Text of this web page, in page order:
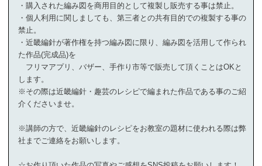
・購入された編み図を商用目的として複製し販売する事は禁止。
・個人利用に関しましても、第三者との共有目的での複製する事の
禁止。
・近畿編針が著作権を持つ編み図に限り、編み図を活用して作られ
た作品(完成品)を
フリマアプリ、バザー、手作り市等で販売して頂くことはOKと
します。
※その際は近畿編針・趣芸のレシピで編まれた作品である事のご紹
介くださいませ。
※講師の方で、近畿編針のレシピをお教室の題材に使われる際は弊
社までご連絡をお願いします。